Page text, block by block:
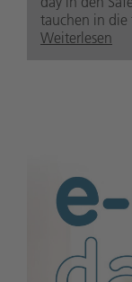
tauchen in die
Weiterlesen